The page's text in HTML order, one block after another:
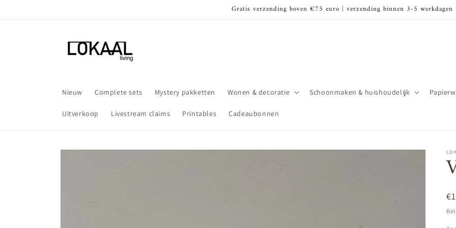
Gratis verzending boven €75 euro | verzending binnen 3-5 werkdagen
Nieuw Complete sets Mystery pakketten Wonen & decoratie Schoonmaken & huishoudelijk
Uitverkoop Livestream claims Printables Cadeaubonnen